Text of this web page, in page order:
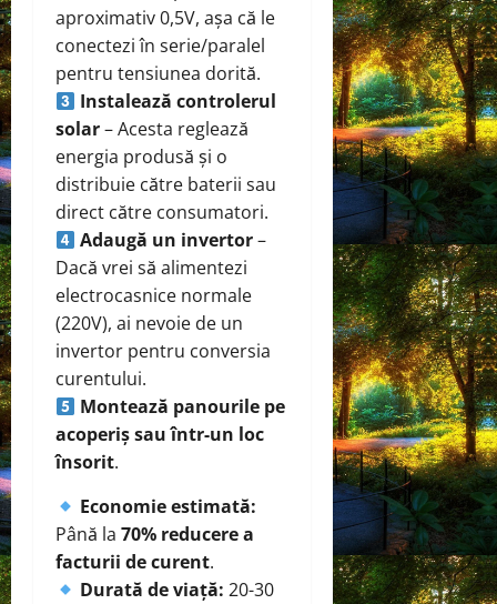
aproximativ 0,5V, așa că le
conectezi în serie/paralel
pentru tensiunea dorită.
Instalează controlerul
solar– Acesta reglează
energia produsă și o
distribuie către baterii sau
direct către consumatori.
Adaugă un invertor–
Dacă vrei să alimentezi
electrocasnice normale
(220V), ai nevoie de un
invertor pentru conversia
curentului.
Montează panourile pe
acoperiș sau într-un loc
însorit.
Economie estimată:
Până la 70% reducere a
facturii de curent.
Durată de viață: 20-30